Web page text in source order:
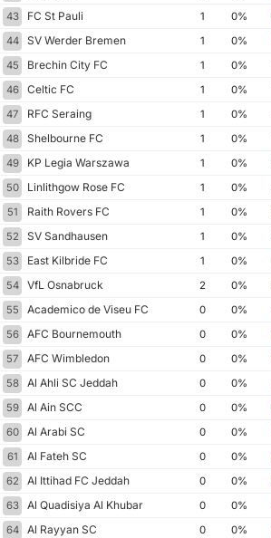
43
FC St Pauli 1 0%
44
SV Werder Bremen 1 0%
45
Brechin City FC 1 0%
46
Celtic FC 1 0%
47
RFC Seraing 1 0%
48
Shelbourne FC 1 0%
49
KP Legia Warszawa 1 0%
50
Linlithgow Rose FC 1 0%
51
Raith Rovers FC 1 0%
52
SV Sandhausen 1 0%
53
East Kilbride FC 1 0%
54
VfL Osnabruck 2 0%
55
Academico de Viseu FC 0 0%
56
AFC Bournemouth 0 0%
57
AFC Wimbledon 0 0%
58
Al Ahli SC Jeddah 0 0%
59
Al Ain SCC 0 0%
60
Al Arabi SC 0 0%
61
Al Fateh SC 0 0%
62
Al Ittihad FC Jeddah 0 0%
63
Al Quadisiya Al Khubar 0 0%
64
Al Rayyan SC 0 0%